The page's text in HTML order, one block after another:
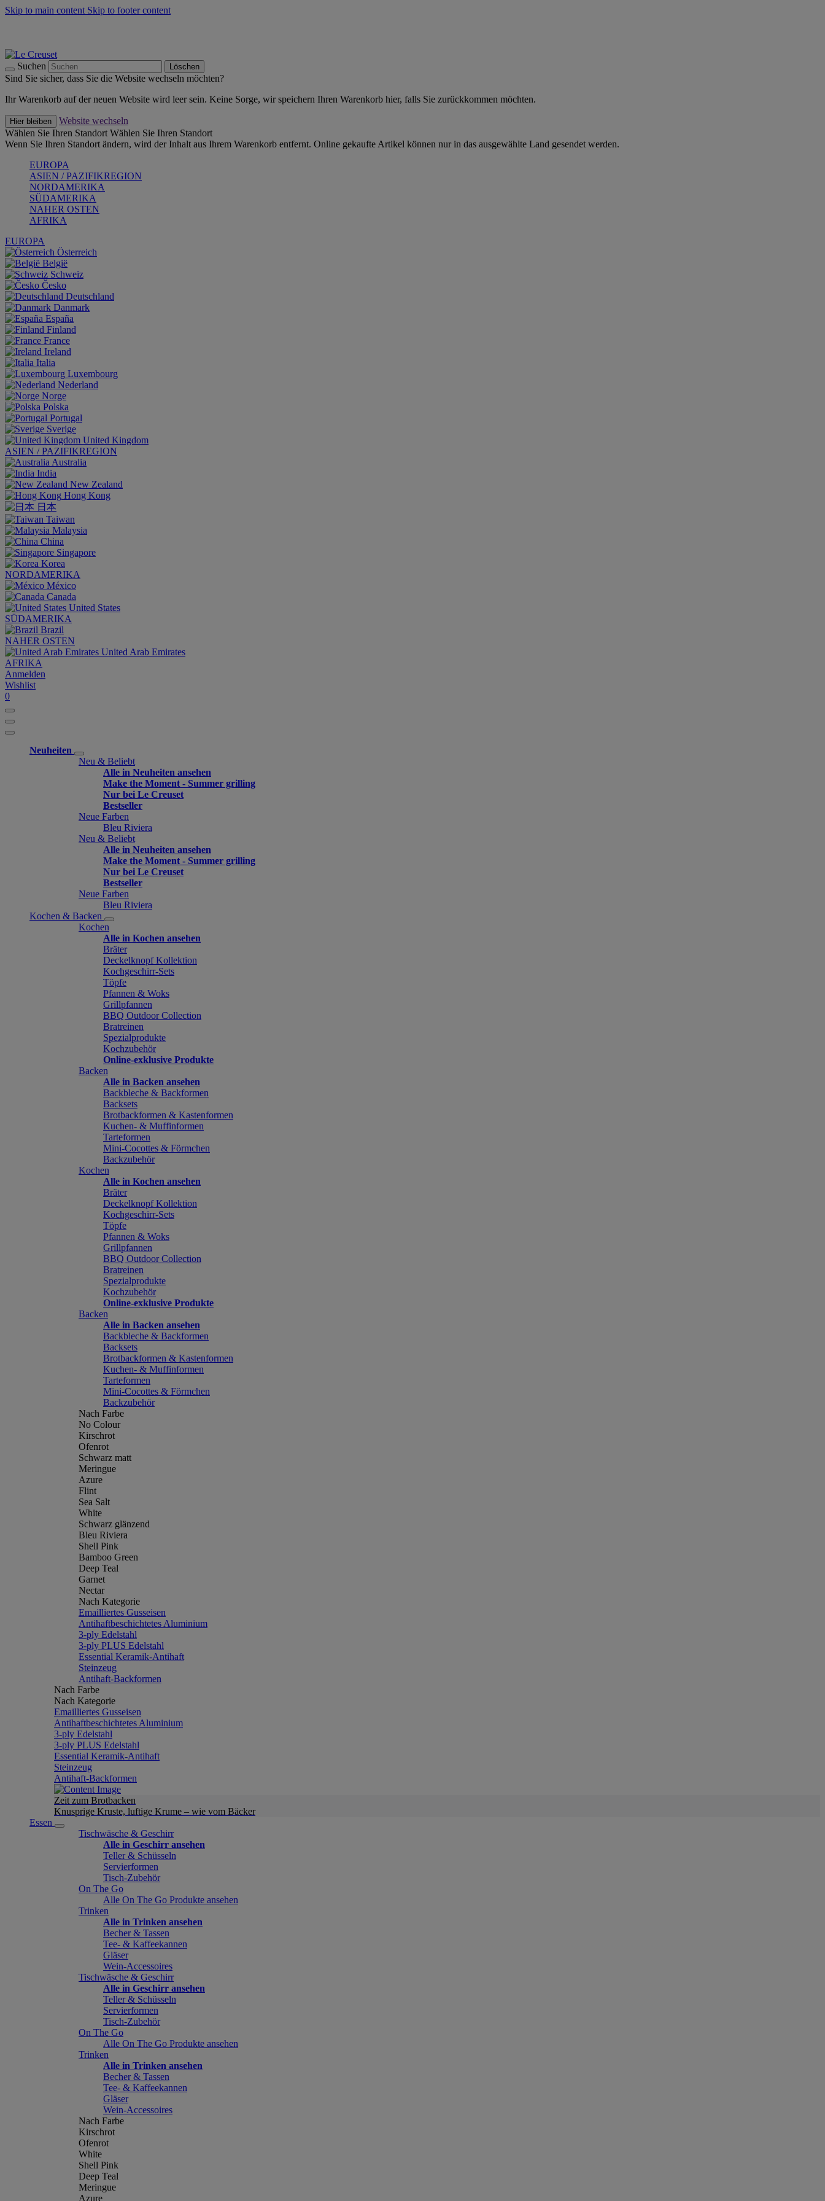
Skip to main content Skip to footer content
Suchen Löschen
Sind Sie sicher, dass Sie die Website wechseln möchten?
Ihr Warenkorb auf der neuen Website wird leer sein. Keine Sorge, wir speichern Ihren Warenkorb hier, falls Sie zurückkommen möchten.
Hier bleiben
Website wechseln
Wählen Sie Ihren Standort Wählen Sie Ihren Standort
Wenn Sie Ihren Standort ändern, wird der Inhalt aus Ihrem Warenkorb entfernt. Online gekaufte Artikel können nur in das ausgewählte Land gesendet werden.
EUROPA
ASIEN / PAZIFIKREGION
NORDAMERIKA
SÜDAMERIKA
NAHER OSTEN
AFRIKA
EUROPA
Österreich
België
Schweiz
Česko
Deutschland
Danmark
España
Finland
France
Ireland
Italia
Luxembourg
Nederland
Norge
Polska
Portugal
Sverige
United Kingdom
ASIEN / PAZIFIKREGION
Australia
India
New Zealand
Hong Kong
日本
Taiwan
Malaysia
China
Singapore
Korea
NORDAMERIKA
México
Canada
United States
SÜDAMERIKA
Brazil
NAHER OSTEN
United Arab Emirates
AFRIKA
Anmelden
Wishlist
0
Neuheiten
Neu & Beliebt
Alle in Neuheiten ansehen
Make the Moment - Summer grilling
Nur bei Le Creuset
Bestseller
Neue Farben
Bleu Riviera
Neu & Beliebt
Alle in Neuheiten ansehen
Make the Moment - Summer grilling
Nur bei Le Creuset
Bestseller
Neue Farben
Bleu Riviera
Kochen & Backen
Kochen
Alle in Kochen ansehen
Bräter
Deckelknopf Kollektion
Kochgeschirr-Sets
Töpfe
Pfannen & Woks
Grillpfannen
BBQ Outdoor Collection
Bratreinen
Spezialprodukte
Kochzubehör
Online-exklusive Produkte
Backen
Alle in Backen ansehen
Backbleche & Backformen
Backsets
Brotbackformen & Kastenformen
Kuchen- & Muffinformen
Tarteformen
Mini-Cocottes & Förmchen
Backzubehör
Kochen
Alle in Kochen ansehen
Bräter
Deckelknopf Kollektion
Kochgeschirr-Sets
Töpfe
Pfannen & Woks
Grillpfannen
BBQ Outdoor Collection
Bratreinen
Spezialprodukte
Kochzubehör
Online-exklusive Produkte
Backen
Alle in Backen ansehen
Backbleche & Backformen
Backsets
Brotbackformen & Kastenformen
Kuchen- & Muffinformen
Tarteformen
Mini-Cocottes & Förmchen
Backzubehör
Nach Farbe
No Colour
Kirschrot
Ofenrot
Schwarz matt
Meringue
Azure
Flint
Sea Salt
White
Schwarz glänzend
Bleu Riviera
Shell Pink
Bamboo Green
Deep Teal
Garnet
Nectar
Nach Kategorie
Emailliertes Gusseisen
Antihaftbeschichtetes Aluminium
3-ply Edelstahl
3-ply PLUS Edelstahl
Essential Keramik-Antihaft
Steinzeug
Antihaft-Backformen
Nach Farbe
Nach Kategorie
Emailliertes Gusseisen
Antihaftbeschichtetes Aluminium
3-ply Edelstahl
3-ply PLUS Edelstahl
Essential Keramik-Antihaft
Steinzeug
Antihaft-Backformen
Zeit zum Brotbacken
Knusprige Kruste, luftige Krume – wie vom Bäcker
Essen
Tischwäsche & Geschirr
Alle in Geschirr ansehen
Teller & Schüsseln
Servierformen
Tisch-Zubehör
On The Go
Alle On The Go Produkte ansehen
Trinken
Alle in Trinken ansehen
Becher & Tassen
Tee- & Kaffeekannen
Gläser
Wein-Accessoires
Tischwäsche & Geschirr
Alle in Geschirr ansehen
Teller & Schüsseln
Servierformen
Tisch-Zubehör
On The Go
Alle On The Go Produkte ansehen
Trinken
Alle in Trinken ansehen
Becher & Tassen
Tee- & Kaffeekannen
Gläser
Wein-Accessoires
Nach Farbe
Kirschrot
Ofenrot
White
Shell Pink
Deep Teal
Meringue
Azure